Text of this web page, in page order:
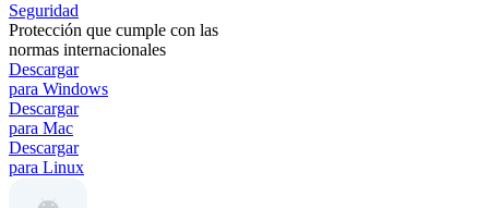
Seguridad
Protección que cumple con las
normas internacionales
Descargar
para Windows
Descargar
para Mac
Descargar
para Linux